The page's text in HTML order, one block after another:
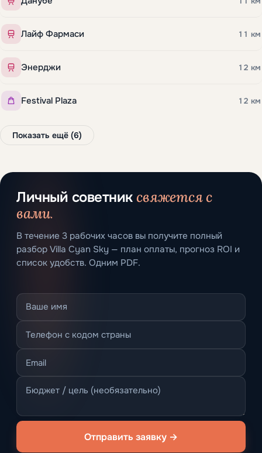
Лайф Фармаси 11 км
Энерджи 12 км
Festival Plaza 12 км
Показать ещё (6)
Личный советниксвяжется с
вами.
В течение 3 рабочих часов вы получите полный
разбор Villa Cyan Sky — план оплаты, прогноз ROI и
список удобств. Одним PDF.
Отправить заявку →